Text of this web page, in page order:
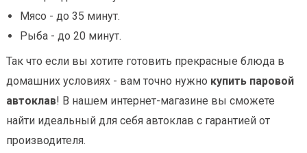
Мясо - до 35 минут.
Рыба - до 20 минут.
Так что если вы хотите готовить прекрасные блюда в
домашних условиях - вам точно нужно купить паровой
автоклав! В нашем интернет-магазине вы сможете
найти идеальный для себя автоклав с гарантией от
производителя.